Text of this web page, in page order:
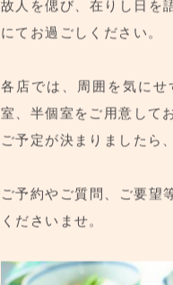
各店では、周囲を気に
くださいませ。